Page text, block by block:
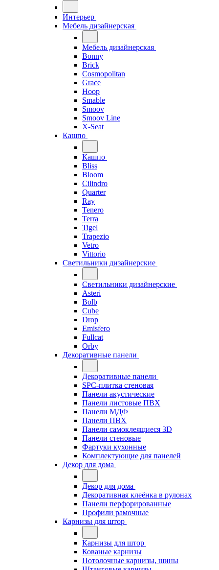
Интерьер
Мебель дизайнерская
Мебель дизайнерская
Bonny
Brick
Cosmopolitan
Grace
Hoop
Smable
Smoov
Smoov Line
X-Seat
Кашпо
Кашпо
Bliss
Bloom
Cilindro
Quarter
Ray
Tenero
Terra
Tigel
Trapezio
Vetro
Vittorio
Светильники дизайнерские
Светильники дизайнерские
Asteri
Bolb
Cube
Drop
Emisfero
Fullcat
Orby
Декоративные панели
Декоративные панели
SPC-плитка стеновая
Панели акустические
Панели листовые ПВХ
Панели МДФ
Панели ПВХ
Панели самоклеящиеся 3D
Панели стеновые
Фартуки кухонные
Комплектующие для панелей
Декор для дома
Декор для дома
Декоративная клеёнка в рулонах
Панели перфорированные
Профили рамочные
Карнизы для штор
Карнизы для штор
Кованые карнизы
Потолочные карнизы, шины